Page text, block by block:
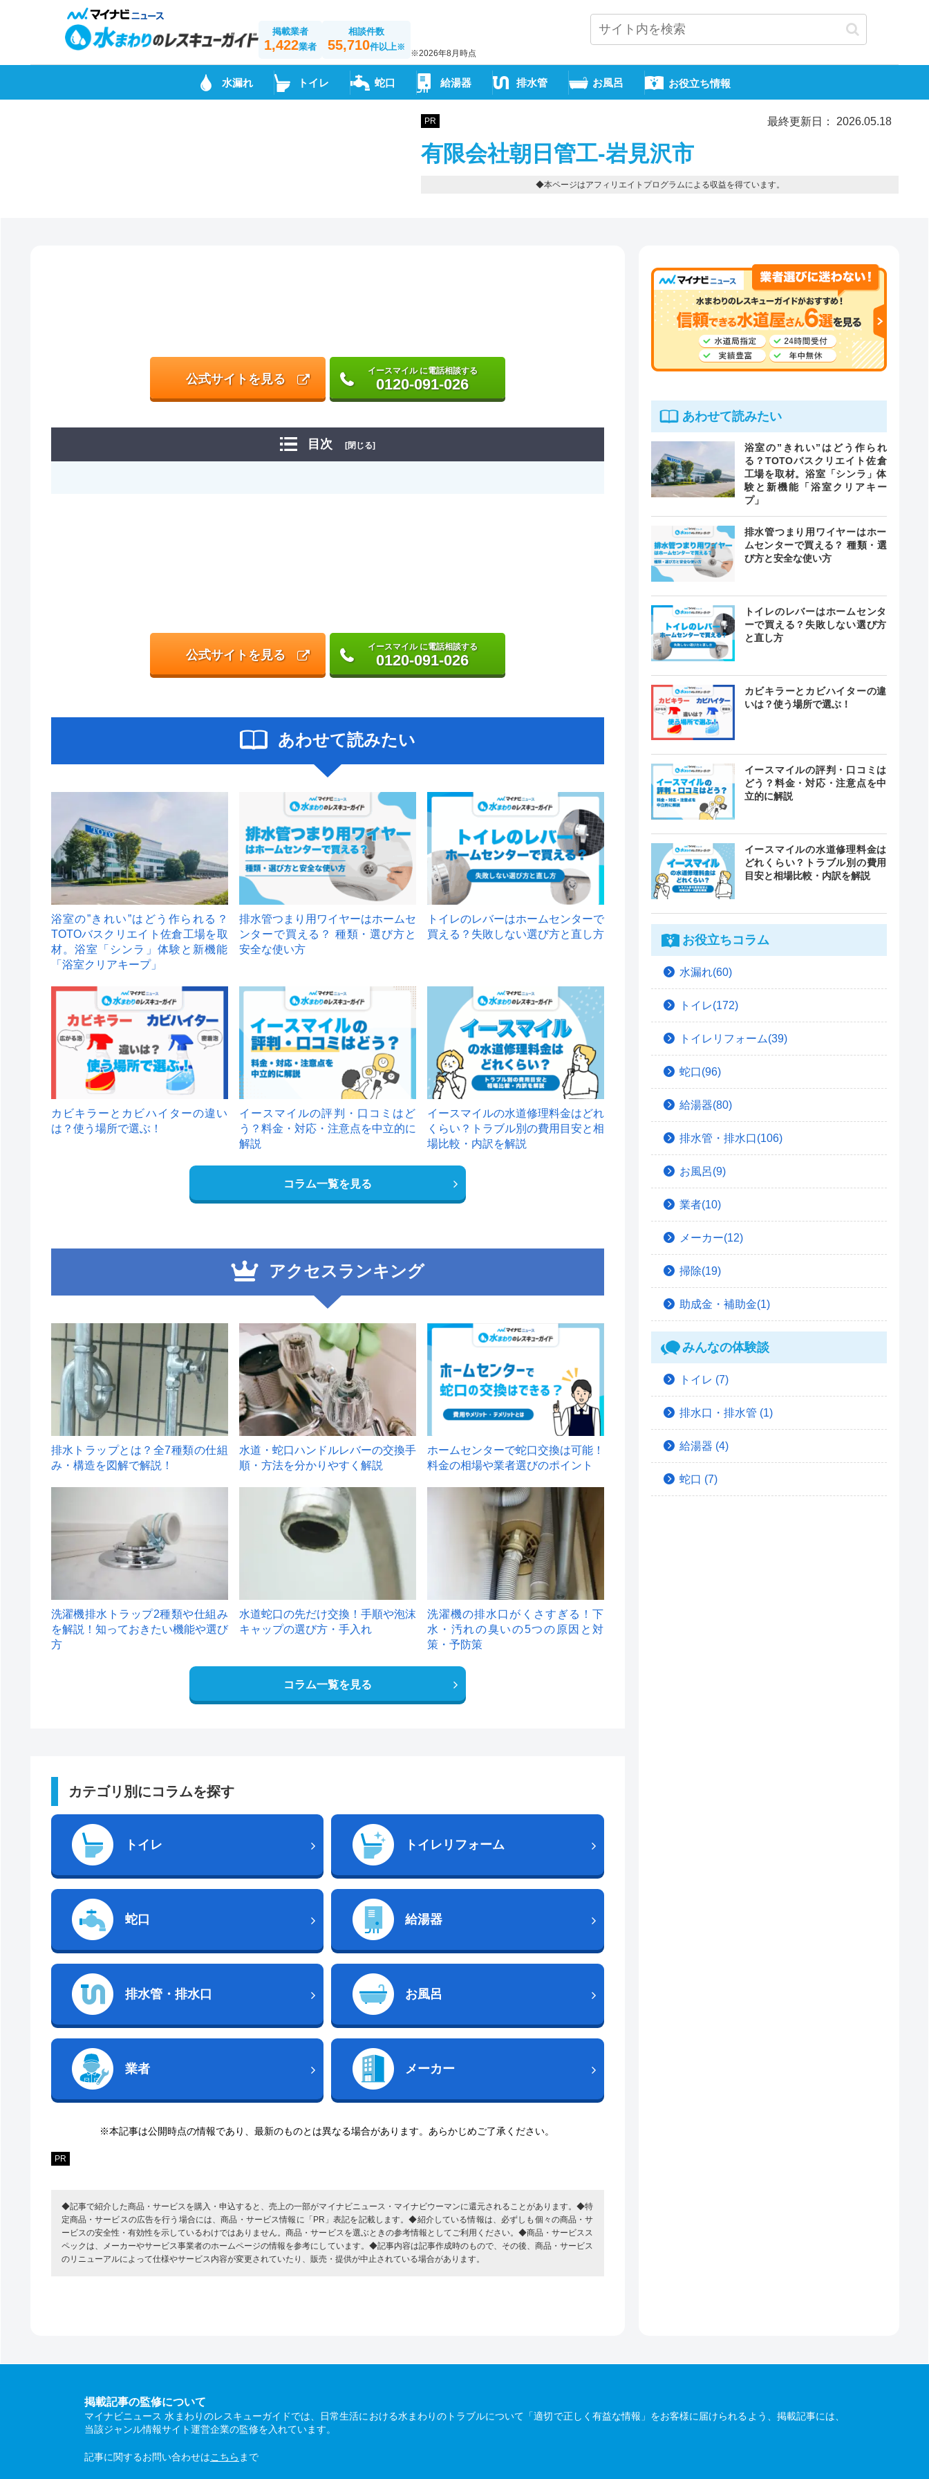
掲載業者
1,422業者
相談件数
55,710件以上※
※2026年8月時点
水漏れ トイレ 蛇口 給湯器 排水管 お風呂 お役立ち情報
PR 最終更新日： 2026.05.18
有限会社朝日管工-岩見沢市
◆本ページはアフィリエイトプログラムによる収益を得ています。
公式サイトを見る
イースマイル に電話相談する
0120-091-026
目次 [閉じる]
公式サイトを見る
イースマイル に電話相談する
0120-091-026
あわせて読みたい
浴室の”きれい”はどう作られる？
TOTOバスクリエイト佐倉工場を取
材。浴室「シンラ」体験と新機能
「浴室クリアキープ」
排水管つまり用ワイヤーはホームセ
ンターで買える？ 種類・選び方と
安全な使い方
トイレのレバーはホームセンターで
買える？失敗しない選び方と直し方
カビキラーとカビハイターの違い
は？使う場所で選ぶ！
イースマイルの評判・口コミはど
う？料金・対応・注意点を中立的に
解説
イースマイルの水道修理料金はどれ
くらい？トラブル別の費用目安と相
場比較・内訳を解説
コラム一覧を見る
アクセスランキング
1
排水トラップとは？全7種類の仕組
み・構造を図解で解説！
2
水道・蛇口ハンドルレバーの交換手
順・方法を分かりやすく解説
ホームセンターで蛇口交換は可能！
料金の相場や業者選びのポイント
洗濯機排水トラップ2種類や仕組み
を解説！知っておきたい機能や選び
方
水道蛇口の先だけ交換！手順や泡沫
キャップの選び方・手入れ
洗濯機の排水口がくさすぎる！下
水・汚れの臭いの5つの原因と対
策・予防策
コラム一覧を見る
カテゴリ別にコラムを探す
トイレ トイレリフォーム
蛇口 給湯器
排水管・排水口 お風呂
業者 メーカー
※本記事は公開時点の情報であり、最新のものとは異なる場合があります。あらかじめご了承ください。
PR
◆記事で紹介した商品・サービスを購入・申込すると、売上の一部がマイナビニュース・マイナビウーマンに還元されることがあります。◆特
定商品・サービスの広告を行う場合には、商品・サービス情報に「PR」表記を記載します。◆紹介している情報は、必ずしも個々の商品・サ
ービスの安全性・有効性を示しているわけではありません。商品・サービスを選ぶときの参考情報としてご利用ください。◆商品・サービスス
ペックは、メーカーやサービス事業者のホームページの情報を参考にしています。◆記事内容は記事作成時のもので、その後、商品・サービス
のリニューアルによって仕様やサービス内容が変更されていたり、販売・提供が中止されている場合があります。
あわせて読みたい
浴室の”きれい”はどう作られ
る？TOTOバスクリエイト佐倉
工場を取材。浴室「シンラ」体
験と新機能「浴室クリアキー
プ」
排水管つまり用ワイヤーはホー
ムセンターで買える？ 種類・選
び方と安全な使い方
トイレのレバーはホームセンタ
ーで買える？失敗しない選び方
と直し方
カビキラーとカビハイターの違
いは？使う場所で選ぶ！
イースマイルの評判・口コミは
どう？料金・対応・注意点を中
立的に解説
イースマイルの水道修理料金は
どれくらい？トラブル別の費用
目安と相場比較・内訳を解説
お役立ちコラム
水漏れ(60)
トイレ(172)
トイレリフォーム(39)
蛇口(96)
給湯器(80)
排水管・排水口(106)
お風呂(9)
業者(10)
メーカー(12)
掃除(19)
助成金・補助金(1)
みんなの体験談
トイレ (7)
排水口・排水管 (1)
給湯器 (4)
蛇口 (7)
掲載記事の監修について
マイナビニュース 水まわりのレスキューガイドでは、日常生活における水まわりのトラブルについて「適切で正しく有益な情報」をお客様に届けられるよう、掲載記事には、
当該ジャンル情報サイト運営企業の監修を入れています。
記事に関するお問い合わせはこちら まで